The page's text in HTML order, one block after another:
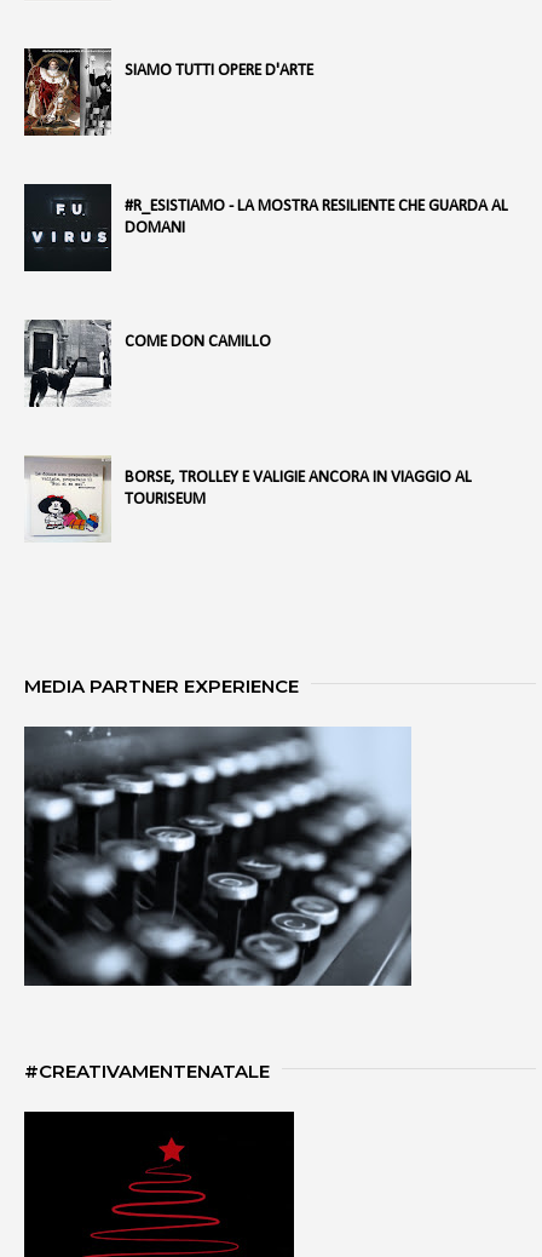
SIAMO TUTTI OPERE D'ARTE
#R_ESISTIAMO - LA MOSTRA RESILIENTE CHE GUARDA AL
DOMANI
COME DON CAMILLO
BORSE, TROLLEY E VALIGIE ANCORA IN VIAGGIO AL
TOURISEUM
MEDIA PARTNER EXPERIENCE
#CREATIVAMENTENATALE